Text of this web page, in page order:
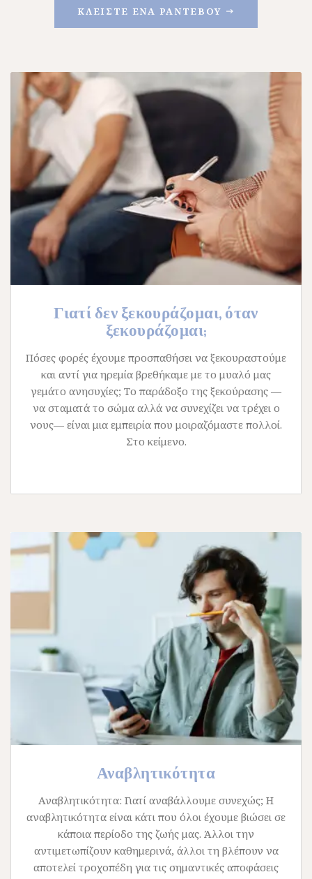
ΚΛΕΊΣΤΕ ΈΝΑ ΡΑΝΤΕΒΟΎ
Γιατί δεν ξεκουράζομαι, όταν
ξεκουράζομαι;
Πόσες φορές έχουμε προσπαθήσει να ξεκουραστούμε
και αντί για ηρεμία βρεθήκαμε με το μυαλό μας
γεμάτο ανησυχίες; Το παράδοξο της ξεκούρασης —
να σταματά το σώμα αλλά να συνεχίζει να τρέχει ο
νους— είναι μια εμπειρία που μοιραζόμαστε πολλοί.
Στο κείμενο.
Αναβλητικότητα
Αναβλητικότητα: Γιατί αναβάλλουμε συνεχώς; Η
αναβλητικότητα είναι κάτι που όλοι έχουμε βιώσει σε
κάποια περίοδο της ζωής μας. Άλλοι την
αντιμετωπίζουν καθημερινά, άλλοι τη βλέπουν να
αποτελεί τροχοπέδη για τις σημαντικές αποφάσεις